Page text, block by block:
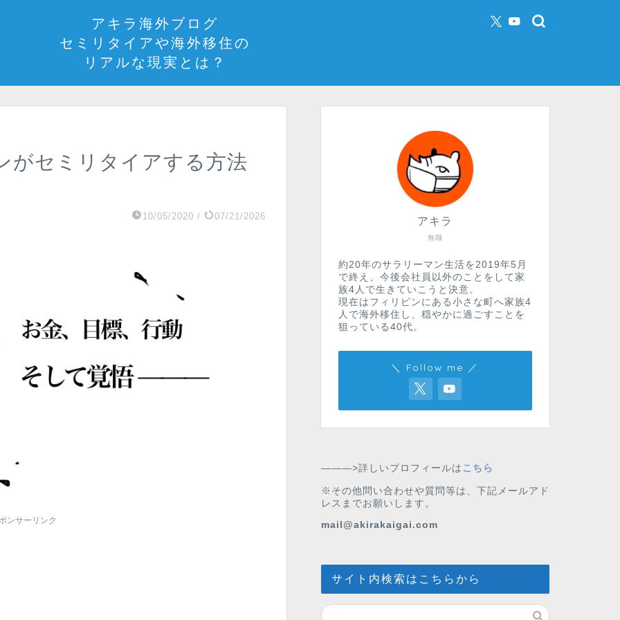
アキラ海外ブログ
セミリタイアや海外移住の
リアルな現実とは？
がセミリタイアする方法
10/05/2020 / 07/21/2026
ンサーリンク
無職
アキラ
約20年のサラリーマン生活を2019年5月
で終え、今後会社員以外のことをして家
族4人で生きていこうと決意。
現在はフィリピンにある小さな町へ家族4
人で海外移住し、穏やかに過ごすことを
狙っている40代。
＼ Follow me ／
———>詳しいプロフィールは こちら
※その他問い合わせや質問等は、下記メールアド
レスまでお願いします。
mail@akirakaigai.com
サイト内検索はこちらから